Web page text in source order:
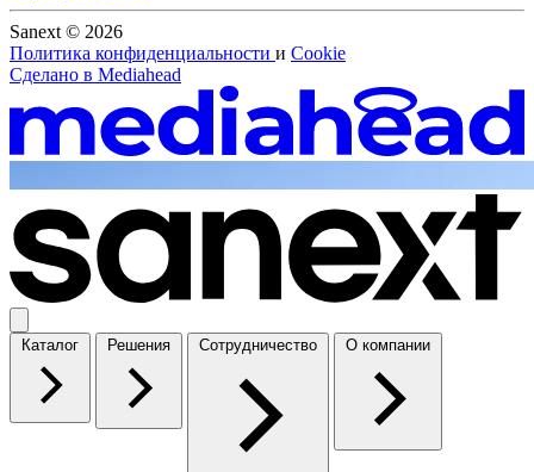
Sanext © 2026
Политика конфиденциальности и Cookie
Сделано в Mediahead
Каталог Решения Сотрудничество О компании